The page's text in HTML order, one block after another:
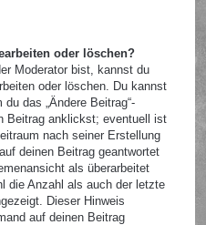
oder löschen?
Moderator bist, kannst du
oder löschen. Du kannst
das „Ändere Beitrag“-
Beitrag anklickst; eventuell ist
nach seiner Erstellung
deinen Beitrag geantwortet
als überarbeitet
die Anzahl als auch der letzte
Dieser Hinweis
auf deinen Beitrag